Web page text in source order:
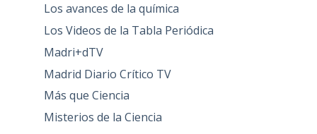
Los avances de la química
Los Videos de la Tabla Periódica
Madri+dTV
Madrid Diario Crítico TV
Más que Ciencia
Misterios de la Ciencia